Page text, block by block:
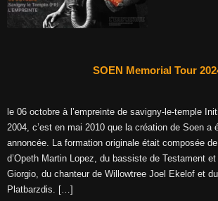
SOEN Memorial Tour
le 06 octobre à l’empreinte de savigny-le-temple
2004, c’est en mai 2010 que la création de Soen a
annoncée. La formation originale était composée
d’Opeth Martin Lopez, du bassiste de Testament
Giorgio, du chanteur de Willowtree Joel Ekelof et
Platbarzdis. […]